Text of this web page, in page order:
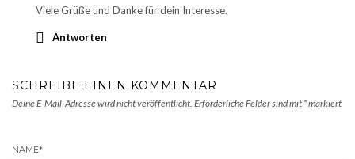
Viele Grüße und Danke für dein Interesse.
Antworten
SCHREIBE EINEN KOMMENTAR
Deine E-Mail-Adresse wird nicht veröffentlicht. Erforderliche Felder sind mit *markiert
NAME*